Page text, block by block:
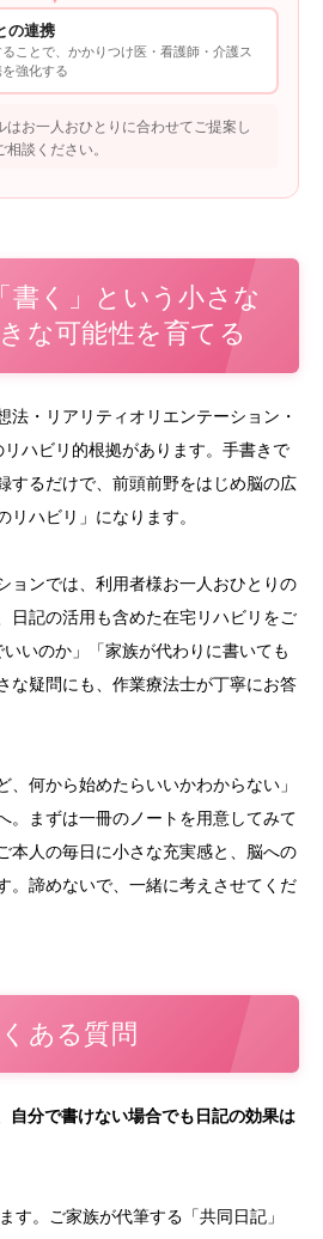
の連携
ことで、かかりつけ医・看護師・介護ス
強化する
はお一人おひとりに合わせてご提案し
談ください。
く」という小さな
な可能性を育てる
法・リアリティオリエンテーション・
ハビリ的根拠があります。手書きで
するだけで、前頭前野をはじめ脳の広
リハビリ」になります。
ョンでは、利用者様お一人おひとりの
日記の活用も含めた在宅リハビリをご
いのか」「家族が代わりに書いても
疑問にも、作業療法士が丁寧にお答
、何から始めたらいいかわからない」
。まずは一冊のノートを用意してみて
本人の毎日に小さな充実感と、脳への
。諦めないで、一緒に考えさせてくだ
ある質問
自分で書けない場合でも日記の効果は
す。ご家族が代筆する「共同日記」